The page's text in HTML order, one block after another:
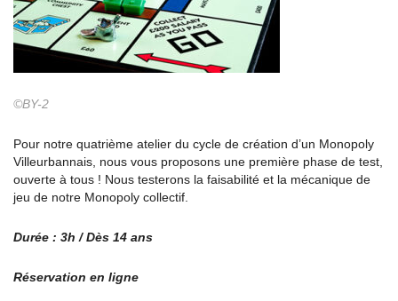
©BY-2
Pour notre quatrième atelier du cycle de création d’un Monopoly
Villeurbannais, nous vous proposons une première phase de test,
ouverte à tous ! Nous testerons la faisabilité et la mécanique de
jeu de notre Monopoly collectif.
Durée : 3h / Dès 14 ans
Réservation en ligne